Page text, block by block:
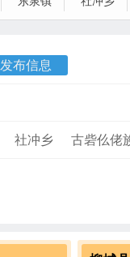
发布信息
社冲乡 古砦仫佬